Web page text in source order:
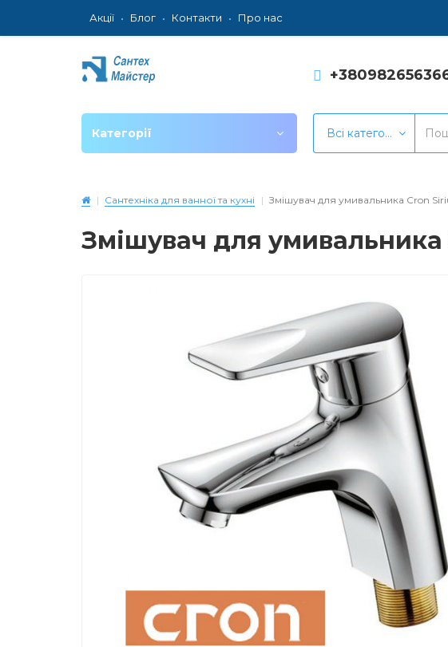
Акції Блог Контакти Про нас
Всі категорії
Категорії
Сантехніка для ванної та кухні Змішувач для умивальника Cron
Змішувач для умивальника